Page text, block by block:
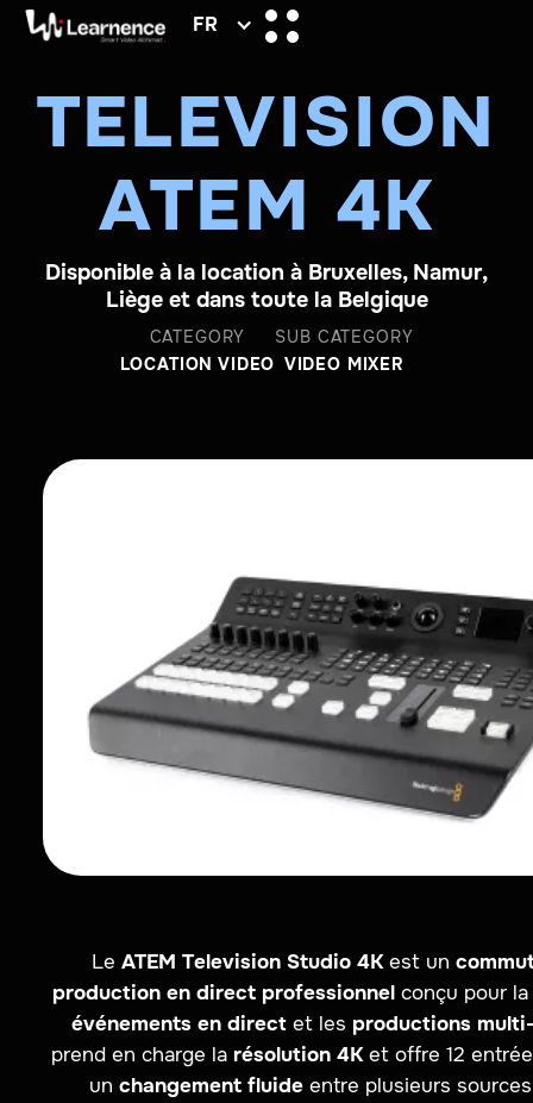
FR
TELEVISION
ATEM 4K
Disponible à la location à Bruxelles, Namur,
Liège et dans toute la Belgique
CATEGORY
LOCATION VIDEO
SUB CATEGORY
VIDEO MIXER
LeATEM Television Studio 4Kest un
production en direct professionnelconçu pour la
événements en direct et les productions
prend en charge la résolution 4Ket offre 12
un changement fluideentre plusieurs